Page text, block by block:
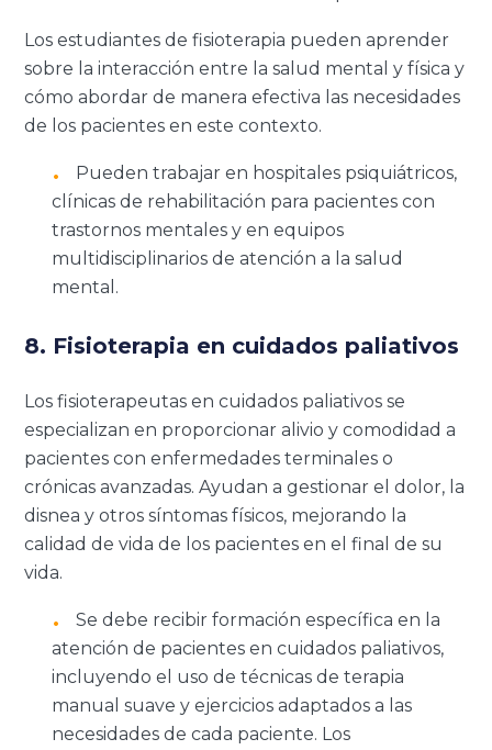
Los estudiantes de fisioterapia pueden aprender
sobre la interacción entre la salud mental y física y
cómo abordar de manera efectiva las necesidades
de los pacientes en este contexto.
Pueden trabajar en hospitales psiquiátricos,
clínicas de rehabilitación para pacientes con
trastornos mentales y en equipos
multidisciplinarios de atención a la salud
mental.
8. Fisioterapia en cuidados paliativos
Los fisioterapeutas en cuidados paliativos se
especializan en proporcionar alivio y comodidad a
pacientes con enfermedades terminales o
crónicas avanzadas. Ayudan a gestionar el dolor, la
disnea y otros síntomas físicos, mejorando la
calidad de vida de los pacientes en el final de su
vida.
Se debe recibir formación específica en la
atención de pacientes en cuidados paliativos,
incluyendo el uso de técnicas de terapia
manual suave y ejercicios adaptados a las
necesidades de cada paciente. Los